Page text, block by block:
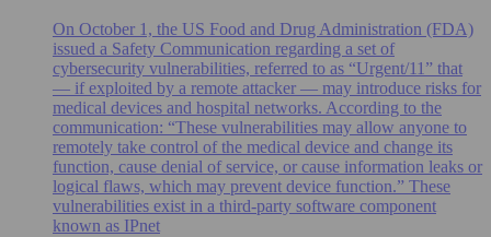
On October 1, the US Food and Drug Administration (FDA)
issued a Safety Communication regarding a set of
cybersecurity vulnerabilities, referred to as “Urgent/11” that
— if exploited by a remote attacker — may introduce risks for
medical devices and hospital networks. According to the
communication: “These vulnerabilities may allow anyone to
remotely take control of the medical device and change its
function, cause denial of service, or cause information leaks or
logical flaws, which may prevent device function.” These
vulnerabilities exist in a third-party software component
known as IPnet